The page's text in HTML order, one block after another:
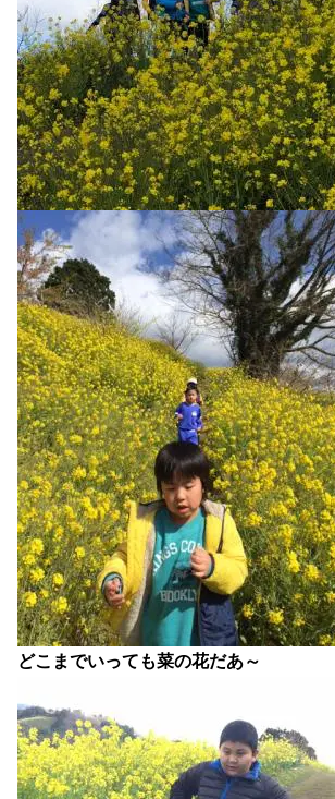
どこまでいっても菜の花だあ～